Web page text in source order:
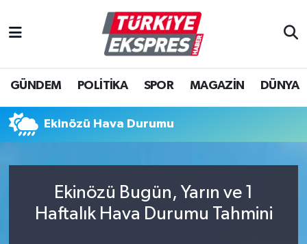
GÜNDEM POLİTİKA SPOR MAGAZİN DÜNYA
Ekinözü Hava Durumu
Ekinözü Bugün, Yarın ve 1
Haftalık Hava Durumu Tahmini
İstanbul Nöbetçi Eczaneler
İstanbul Hava Durumu
İstanbul Namaz Vakitleri
Süper Lig Puan Durumu ve Fikstür